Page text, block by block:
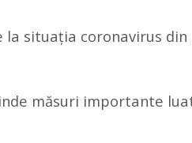
situația coronavirus din
măsuri importante